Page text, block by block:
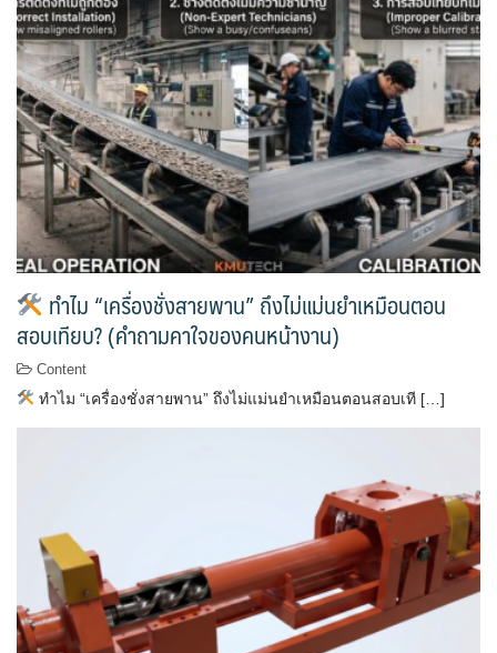
ทำไม “เครื่องชั่งสายพาน” ถึงไม่แม่นยำเหมือนตอน
สอบเทียบ? (คำถามคาใจของคนหน้างาน)
Content
ทำไม “เครื่องชั่งสายพาน” ถึงไม่แม่นยำเหมือนตอนสอบเที […]